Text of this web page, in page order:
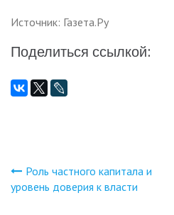
Источник: Газета.Ру
Поделиться ссылкой:
Навигация
Роль частного капитала и
уровень доверия к власти